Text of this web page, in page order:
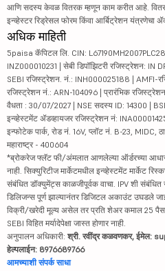
आणि सदस्य केवळ वितरक म्हणून काम करीत आहे. वितरण
इन्व्हेस्टर रिड्रेसल फोरम किंवा आर्बिट्रेशन यंत्रणेचा
अधिक माहिती
5paisa कॅपिटल लि. CIN:
INZ000010231 | सेबी डिपॉझिटरी रजिस्ट्रेशन: IN
SEBI रजिस्ट्रेशन. नं.: INH000025188 | AMFI-
रजिस्ट्रेशन नं.: ARN-104096 | प्रारंभिक
वैधता : 30/07/2027 | NSE सदस्य ID: 14300 |
इन्व्हेस्टमेंट ॲडव्हायजर रजिस्ट्रेशन नं:
इन्फोटेक पार्क, रोड नं. 16V, प्लॉट नं. B-23, MIDC,
महाराष्ट्र - 400604
*ब्रोकरेज फ्लॅट फी/अंमलात आणलेल्या ऑर्डरच्या
नाही. सिक्युरिटीज मार्केटमधील इन्व्हेस्टमेंट मार्केट
संबंधित डॉक्युमेंट्स काळजीपूर्वक वाचा. IPV शी संबंधित
डिलिजन्स पूर्ण झाल्यानंतर डिजिटल अकाउंट उघडले
विक्री/खरेदी मूल्य असेल तर प्रति शेअर कमाल 25
SEBI विहित मर्यादेपेक्षा जास्त होणार नाही.
अनुपालन अधिकारी: श्री. रवींद्र कळवणकर, ईमेल:
हेल्पलाईन: 8976689766
आमच्याशी संपर्क साधा